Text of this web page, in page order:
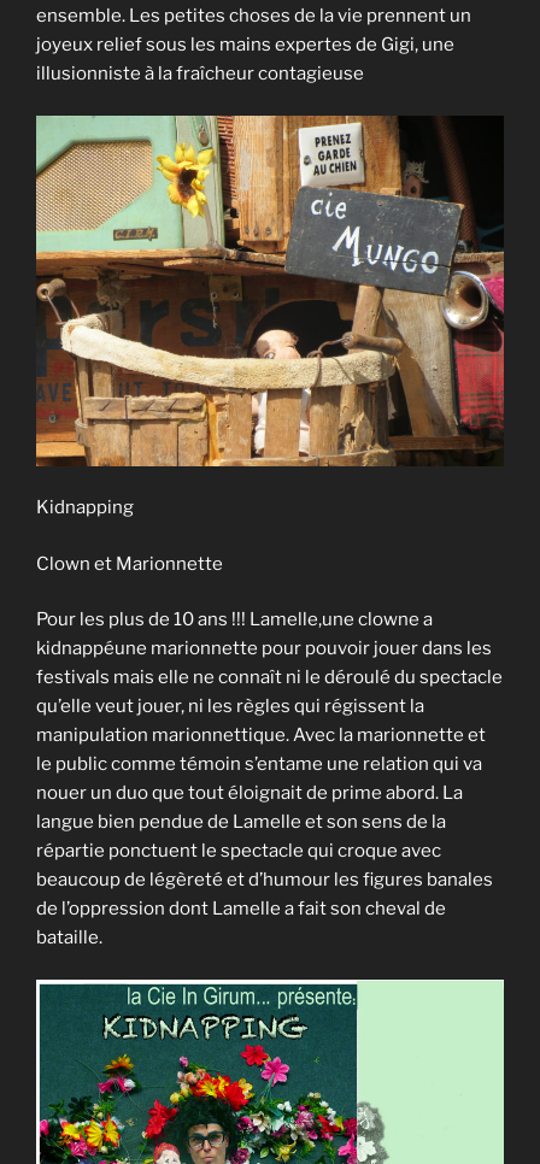
ensemble. Les petites choses de la vie prennent un
joyeux relief sous les mains expertes de Gigi, une
illusionniste à la fraîcheur contagieuse
Kidnapping
Clown et Marionnette
Pour les plus de 10 ans !!! Lamelle,une clowne a
kidnappéune marionnette pour pouvoir jouer dans les
festivals mais elle ne connaît ni le déroulé du spectacle
qu’elle veut jouer, ni les règles qui régissent la
manipulation marionnettique. Avec la marionnette et
le public comme témoin s’entame une relation qui va
nouer un duo que tout éloignait de prime abord. La
langue bien pendue de Lamelle et son sens de la
répartie ponctuent le spectacle qui croque avec
beaucoup de légèreté et d’humour les figures banales
de l’oppression dont Lamelle a fait son cheval de
bataille.